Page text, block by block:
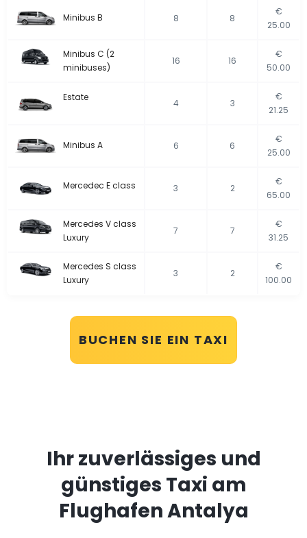
Minibus B 8 8
€
25.00
Minibus C (2
minibuses)
16 16
€
50.00
Estate
4 3
€
21.25
Minibus A 6 6
€
25.00
Mercedec E class 3 2
€
65.00
Mercedes V class
Luxury
7 7
€
31.25
Mercedes S class
Luxury
3 2
€
100.00
BUCHEN SIE EIN TAXI
Ihr zuverlässiges und
günstiges Taxi am
Flughafen Antalya